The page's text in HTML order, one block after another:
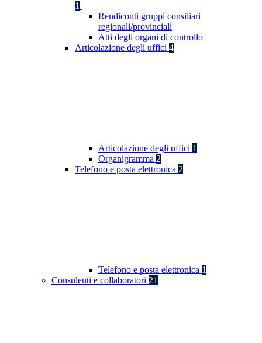
1
Rendiconti gruppi consiliari
regionali/provinciali
Atti degli organi di controllo
Articolazione degli uffici 4
Articolazione degli uffici 1
Organigramma 2
Telefono e posta elettronica 2
Telefono e posta elettronica 1
Consulenti e collaboratori 21